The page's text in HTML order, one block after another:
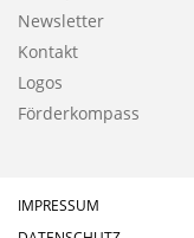
Newsletter
Kontakt
Logos
Förderkompass
IMPRESSUM